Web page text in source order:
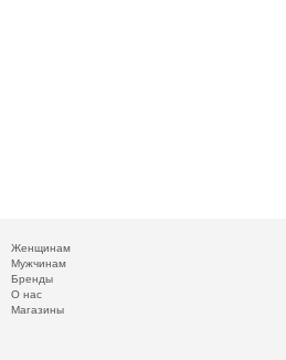
Женщинам
Мужчинам
Бренды
О нас
Магазины